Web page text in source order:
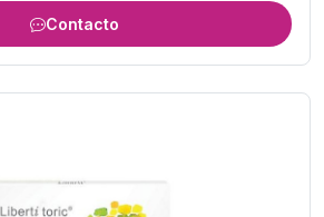
Contacto